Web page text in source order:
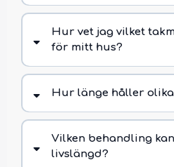
Hur vet jag vilket
för mitt hus?
Hur länge håller
Vilken behandling
livslängd?